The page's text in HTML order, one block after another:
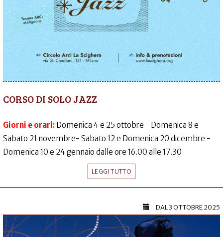
CORSO DI SOLO JAZZ
Giorni e orari: Domenica 4 e 25 ottobre - Domenica 8 e
Sabato 21 novembre- Sabato 12 e Domenica 20 dicembre -
Domenica 10 e 24 gennaio dalle ore 16.00 alle 17.30
LEGGI TUTTO
DAL3 OTTOBRE 2025